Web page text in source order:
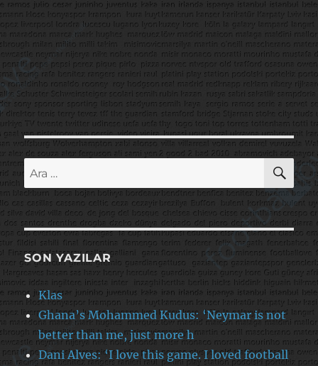
Ara:
SON YAZILAR
Klas
Ghana’s Mohammed Kudus: ‘Neymar is not
better than me, just more h
Dani Alves: ‘I love this game. I loved football